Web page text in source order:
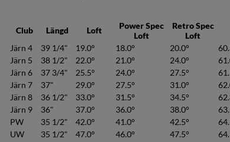
Club Längd Loft
Power Spec
Loft
Retro Spec
Loft
Järn 4
39 1/4" 19.0° 18.0° 20.0°
Järn 5
38 1/2" 22.0° 21.0° 24.0°
Järn 6
37 3/4" 25.5° 24.0° 27.5°
Järn 7
37" 29.0° 27.5° 31.0°
Järn 8
36 1/2" 33.0° 31.5° 34.5°
Järn 9
36" 37.0° 36.0° 38.0°
PW
35 1/2" 42.0° 41.0° 42.5°
UW
35 1/2" 47.0° 46.0° 47.5°